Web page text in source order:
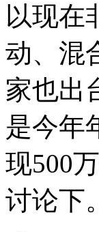
以现在
动、混
家也出
是今年
现500
讨论下。